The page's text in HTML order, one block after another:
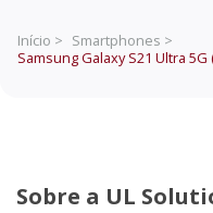
Início > Smartphones >
Samsung Galaxy S21 Ultra 5G
Sobre a UL